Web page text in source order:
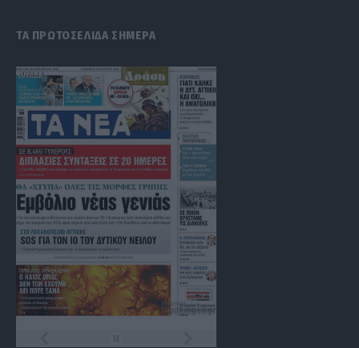
ΤΑ ΠΡΩΤΟΣΕΛΙΔΑ ΣΗΜΕΡΑ